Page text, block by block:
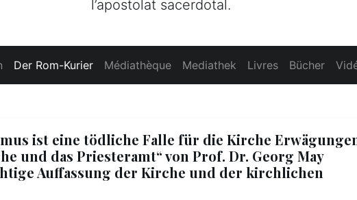
l’apostolat sacerdotal.
Der Rom-Kurier Médiathèque Mediathek Livres Bücher
ist eine tödliche Falle für die Kirche
und das Priesteramt“ von Prof. Dr. Georg May
Auffassung der Kirche und der kirchlichen